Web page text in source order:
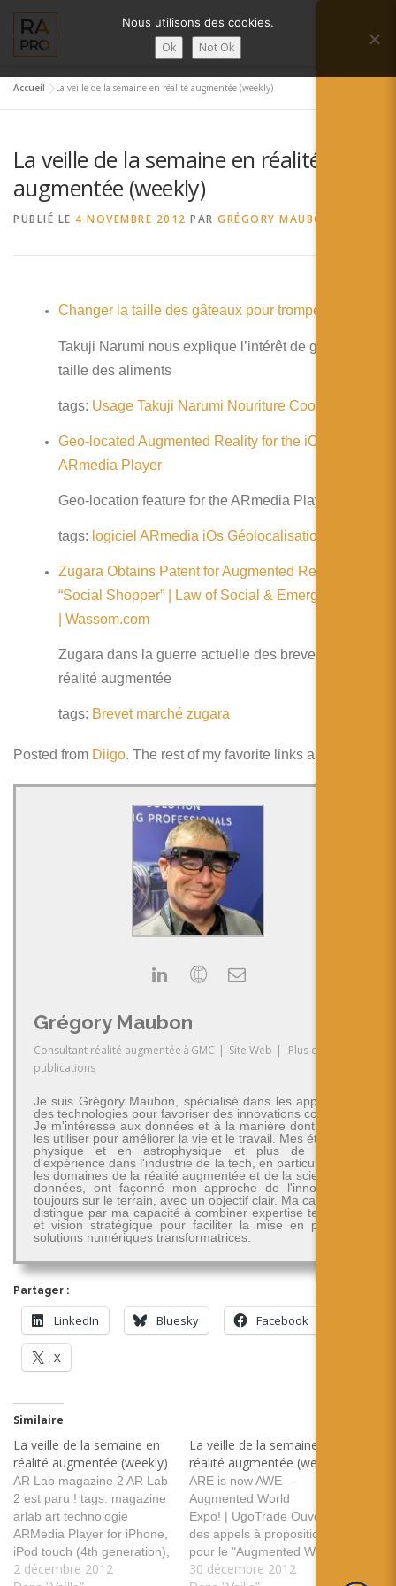
contenu
Menu
SERVICES RA’PRO ACTUALITÉ DE LA RA
简体中文
日本語
Accueil »La veille de la semaine en réalité augmentée (weekly)
La veille de la semaine en réalité
augmentée (weekly)
PUBLIÉ LE 4 NOVEMBRE 2012 PAR GRÉGORY MAUBON
Changer la taille des gâteaux pour tromper la faim
Takuji Narumi nous explique l’intérêt de grossir la
taille des aliments
tags: Usage Takuji Narumi Nouriture Cookie
Geo-located Augmented Reality for the iOS
ARmedia Player
Geo-location feature for the ARmedia Player for iOS
tags: logiciel ARmedia iOs Géolocalisation
Zugara Obtains Patent for Augmented Reality
“Social Shopper” | Law of Social & Emerging Media
| Wassom.com
Zugara dans la guerre actuelle des brevets de la
réalité augmentée
tags: Brevet marché zugara
Posted from Diigo. The rest of my favorite links are
Grégory Maubon
Consultant réalité augmentée à GMC | Site Web |
Plus de
publications
Je suis Grégory Maubon, spécialisé dans les applications
des technologies pour favoriser des innovations concrètes.
Je m'intéresse aux données et à la manière dont on peut
les utiliser pour améliorer la vie et le travail. Mes études en
physique et en astrophysique et plus de 30 ans
d'expérience dans l'industrie de la tech, en particulier dans
les domaines de la réalité augmentée et de la science des
données, ont façonné mon approche de l'innovation -
toujours sur le terrain, avec un objectif clair. Ma carrière se
distingue par ma capacité à combiner expertise technique
et vision stratégique pour faciliter la mise en place de
solutions numériques transformatrices.
Partager :
LinkedIn Bluesky Facebook
X
Similaire
La veille de la semaine en
réalité augmentée (weekly)
AR Lab magazine 2 AR Lab
2 est paru ! tags: magazine
arlab art technologie
ARMedia Player for iPhone,
iPod touch (4th generation),
iPod touch (5th generation),
2 décembre 2012
La veille de la semaine en
réalité augmentée (weekly)
ARE is now AWE –
Augmented World
Expo! | UgoTrade Ouverture
des appels à propositions
pour le "Augmented World
Expo", nouveau nom de
30 décembre 2012
Nous utilisons des cookies.
Ok Not Ok